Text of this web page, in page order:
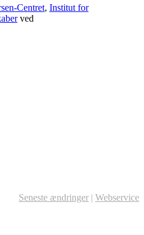
Centret, Institut for
ved
Seneste ændringer | Webservice